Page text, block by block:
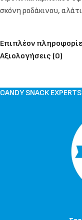
σκόνη ροδάκινου,
Επιπλέον
Αξιολογήσεις (0)
CANDY SNACK